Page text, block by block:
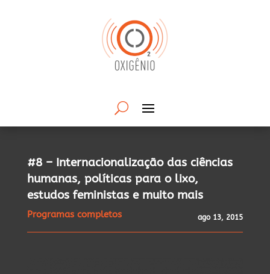
#8 – Internacionalização das ciências
humanas, políticas para o lixo,
estudos feministas e muito mais
Programas completos ago 13, 2015